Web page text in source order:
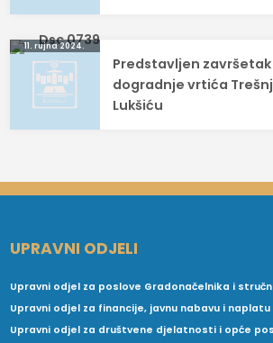
11. rujna 2024.
Predstavljen
dogradnje vrtića
Lukšiću
UPRAVNI ODJELI
Upravni odjel za poslove Gradonačelnika i
Upravni odjel za financije, javnu nabavu i
Upravni odjel za društvene djelatnosti i opće